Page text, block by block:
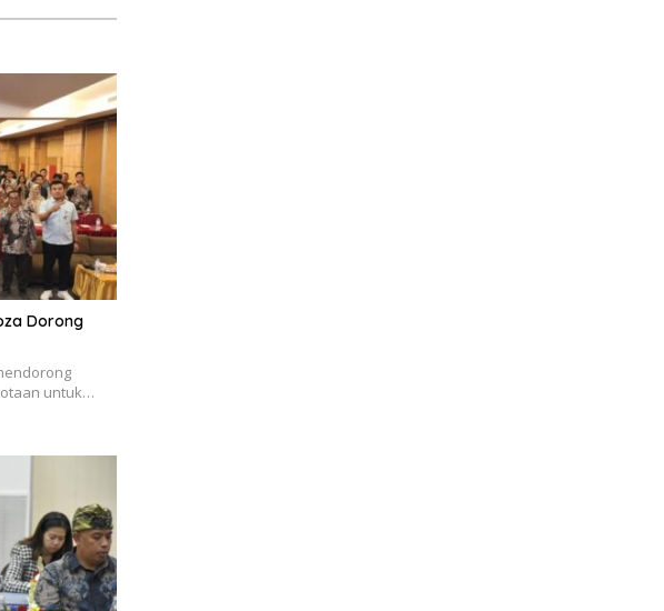
Dorong
untuk…